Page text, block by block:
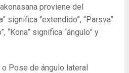
proviene del
significa “extendido”, “Parsva”
“Kona” significa “ángulo” y
Pose de ángulo lateral